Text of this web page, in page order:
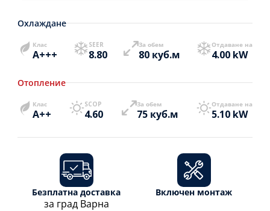
Охлаждане
Клас
A+++
SEER
8.80
За обем
80 куб.м
Отдаване на
4.00 kW
Отопление
Клас
A++
SCOP
4.60
За обем
75 куб.м
Отдаване на
5.10 kW
Безплатна доставка
за град Варна
Включен монтаж